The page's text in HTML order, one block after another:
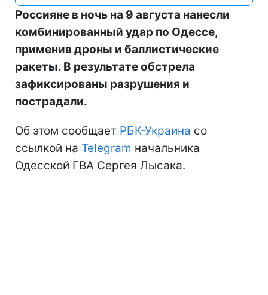
Россияне в ночь на 9 августа нанесли
комбинированный удар по Одессе,
применив дроны и баллистические
ракеты. В результате обстрела
зафиксированы разрушения и
пострадали.
Об этом сообщает РБК-Украина со
ссылкой на Telegram начальника
Одесской ГВА Сергея Лысака.